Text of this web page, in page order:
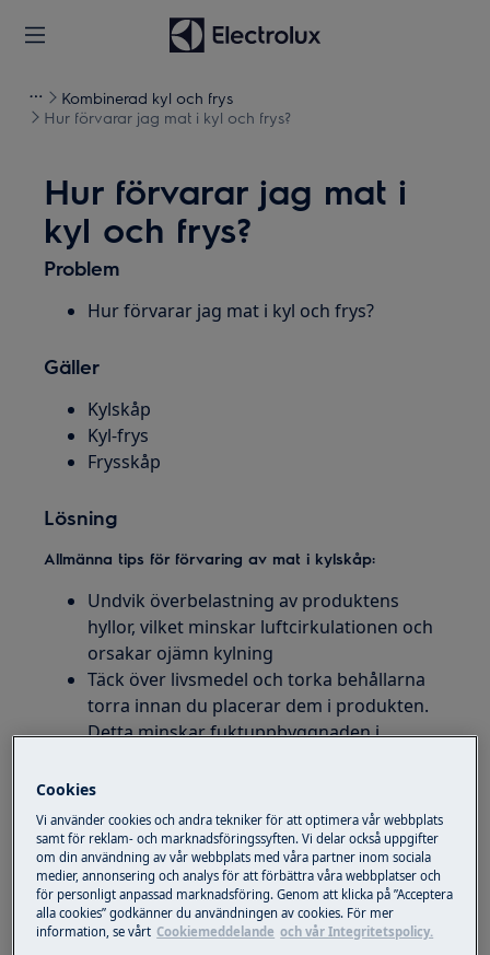
Kombinerad kyl och frys
Hur förvarar jag mat i kyl och frys?
Hur förvarar jag mat i
kyl och frys?
Problem
Hur förvarar jag mat i kyl och frys?
Gäller
Kylskåp
Kyl-frys
Frysskåp
Lösning
Allmänna tips för förvaring av mat i kylskåp:
Undvik överbelastning av produktens
hyllor, vilket minskar luftcirkulationen och
orsakar ojämn kylning
Täck över livsmedel och torka behållarna
torra innan du placerar dem i produkten.
Detta minskar fuktuppbyggnaden i
Packa in alla föremål som har stark lukt
eller högt fuktinnehåll
Förvarafruktochgrönsakeri skarpare
lådor där fångad fukt hjälper till att bevara
matkvaliteten under längre perioder. De
flesta frukt och grönsaker bör förvaras vid
låg temperatur och hög luftfuktighet
Cookies
Vi använder cookies och andra tekniker för att optimera vår webbplats
samt för reklam- och marknadsföringssyften. Vi delar också uppgifter
om din användning av vår webbplats med våra partner inom sociala
medier, annonsering och analys för att förbättra våra webbplatser och
för personligt anpassad marknadsföring. Genom att klicka på ”Acceptera
alla cookies” godkänner du användningen av cookies. För mer
information, se vårt Cookiemeddelande och vår Integritetspolicy.